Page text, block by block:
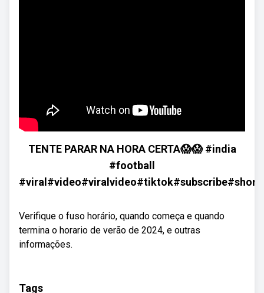
TENTE PARAR NA HORA CERTA😱😱 #india
#football
Verifique o fuso horário, quando começa e quando
termina o horario de verão de 2024, e outras
informações.
Tags